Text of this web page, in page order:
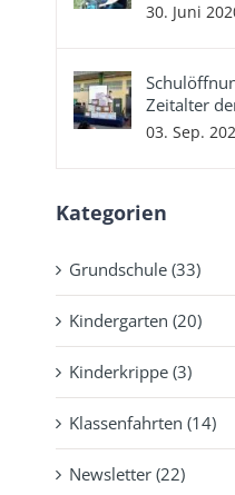
30. Juni
Zeitalter
03. Sep.
Kategorien
Grundschule (33)
Kindergarten (20)
Kinderkrippe (3)
Klassenfahrten (14)
Newsletter (22)